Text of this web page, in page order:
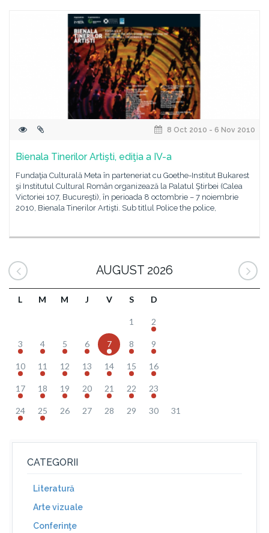
8 Oct 2010 - 6 Nov 2010
Bienala Tinerilor Artişti, ediţia a IV-a
Fundaţia Culturală Meta în parteneriat cu Goethe-Institut Bukarest
şi Institutul Cultural Român organizează la Palatul Ştirbei (Calea
Victoriei 107, Bucureşti), în perioada 8 octombrie – 7 noiembrie
2010, Bienala Tinerilor Artişti. Sub titlul Police the police,
AUGUST 2026
L M M J V S D
1 2
3 4 5 6 7 8 9
10 11 12 13 14 15 16
17 18 19 20 21 22 23
24 25 26 27 28 29 30 31
CATEGORII
Literatură
Arte vizuale
Conferinţe